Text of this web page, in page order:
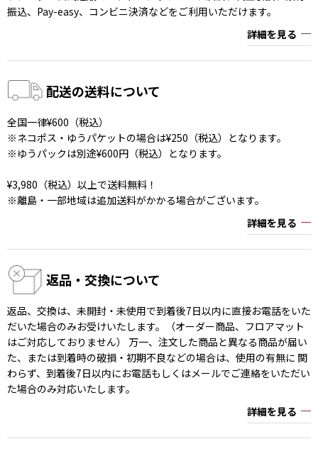
振込、Pay-easy、コンビニ決済などをご利用いただけます。
詳細を見る
配送の送料について
全国一律¥600（税込）
※ネコポス・ゆうパケットの場合は¥250（税込）となります。
※ゆうパックは別途¥600円（税込）となります。
¥3,980（税込）以上で送料無料！
※離島・一部地域は追加送料がかかる場合がございます。
詳細を見る
返品・交換について
返品、交換は、未開封・未使用で到着後7日以内に直接お電話をいた
だいた場合のみお受けいたします。（オーダー商品、フロアマット
はご対応しておりません） 万一、注文した商品と異なる商品が届い
た、または到着時の破損・初期不良などの場合は、使用の有無に 関
わらず、到着後7日以内にお電話もしくはメールでご連絡をいただい
た場合のみ対応いたします。
詳細を見る